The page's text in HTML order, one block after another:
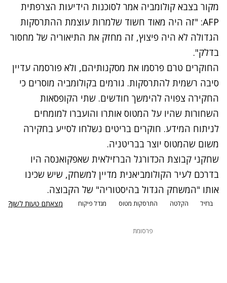
מקור בצבא קולומביה אמר לסוכנות הידיעות הצרפתית
AFP: "זה היה מאוד חשוד שלמרות עוצמת ההתרסקות
הגדולה לא היה פיצוץ, זה מחזק את התיאוריה של מחסור
בדלק".
החוקרים טרם פרסמו את מסקנותיהם, ולא פורסמה עדיין
סיבה רשמית להתרסקות. גורמים בקולומביה מוסרים כי
החקירה צפויה להימשך חודשים. שתי הקופסאות
השחורות שהיו על המטוס אותרו והועברו למומחים
לניתוח המידע. חוקרים בריטים נשלחו לסייע בחקירה
משום שהמטוס יוצר בבריטניה.
שחקני קבוצת הכדורגל הברזילאית שאפקואנסה היו
בדרכם לעיר הקולומביאנית מדיין למשחק, שיש שכינו
אותו "המשחק הגדול בהיסטוריה" של הקבוצה.
ברזיל הקלטה התרסקות מטוס מגדל פיקוח מצאתם טעות לשון?
פרסומת